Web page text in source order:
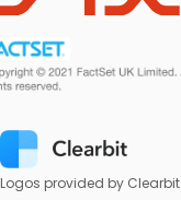
Logos provided by Clearbit